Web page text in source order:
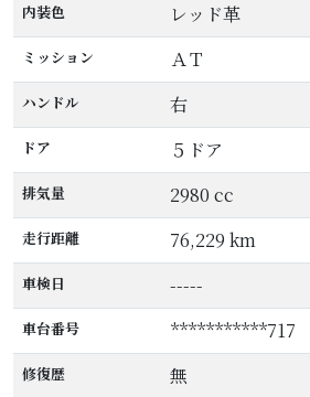
内装色 レッド革
ミッション ＡＴ
ハンドル 右
ドア ５ドア
排気量 2980 cc
走行距離 76,229 km
車検日 -----
車台番号 ***********717
修復歴 無